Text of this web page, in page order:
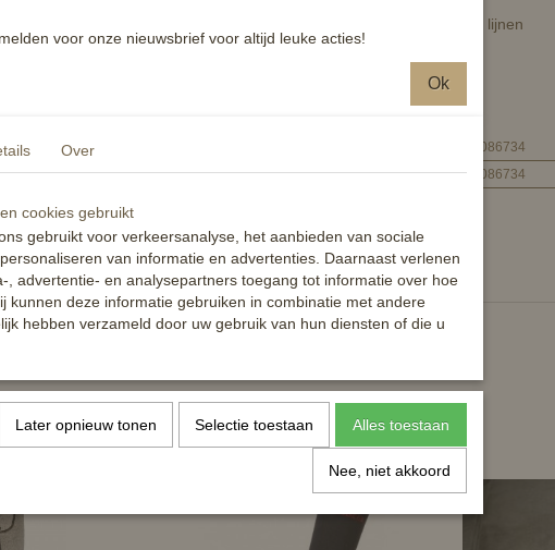
-Patroon met grote ruiten doorkruist met dunne diagonale lijnen
Productcode
8718369086734
EAN code
8718369086734
Reacties
voor onze nieuwsbrief voor altijd leuke acties!
Ok
Over
cookies gebruikt
gebruikt voor verkeersanalyse, het aanbieden van sociale
van informatie en advertenties. Daarnaast verlenen
, advertentie- en analysepartners toegang tot informatie over hoe
kunnen deze informatie gebruiken in combinatie met andere
hebben verzameld door uw gebruik van hun diensten of die u
Later opnieuw tonen Selectie toestaan Alles toestaan
Nee, niet akkoord